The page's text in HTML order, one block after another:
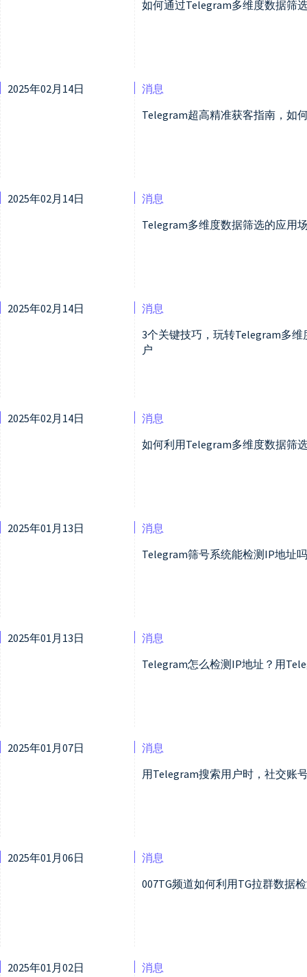
如何通过Telegram多维度数据筛
2025年02月14日
消息
Telegram超高精准获客指南，如
2025年02月14日
消息
Telegram多维度数据筛选的应用
2025年02月14日
消息
3个关键技巧，玩转Telegram多
户
2025年02月14日
消息
如何利用Telegram多维度数据筛
2025年01月13日
消息
Telegram筛号系统能检测IP地址
2025年01月13日
消息
Telegram怎么检测IP地址？用
2025年01月07日
消息
用Telegram搜索用户时，社交账
2025年01月06日
消息
007TG频道如何利用TG拉群数据
2025年01月02日
消息